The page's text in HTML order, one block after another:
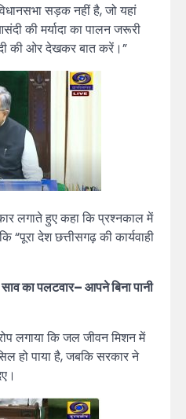
सड़क नहीं है, जो यहां
की मर्यादा का पालन जरूरी
की ओर देखकर बात करें।”
लगाते हुए कहा कि प्रश्नकाल में
“पूरा देश छत्तीसगढ़ की कार्यवाही
का पलटवार– आपने बिना पानी
लगाया कि जल जीवन मिशन में
हो पाया है, जबकि सरकार ने